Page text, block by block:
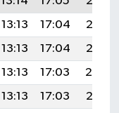
13:13 17:04
20:16
13:13 17:04
20:15
13:13 17:03
20:14
13:13 17:03
20:13